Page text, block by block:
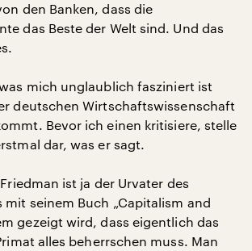
den Banken, dass die
das Beste der Welt sind. Und das
mich unglaublich fasziniert ist
deutschen Wirtschaftswissenschaft
Bevor ich einen kritisiere, stelle
dar, was er sagt.
ist ja der Urvater des
mit seinem Buch „Capitalism and
gezeigt wird, dass eigentlich das
alles beherrschen muss. Man